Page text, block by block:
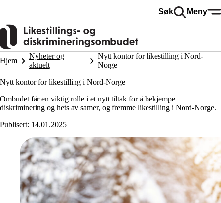
Søk Meny
Hjem
Nyheter og
aktuelt
Nytt kontor for likestilling i Nord-
Norge
Nytt kontor for likestilling i Nord-Norge
Ombudet får en viktig rolle i et nytt tiltak for å bekjempe
diskriminering og hets av samer, og fremme likestilling i Nord-Norge.
Publisert: 14.01.2025